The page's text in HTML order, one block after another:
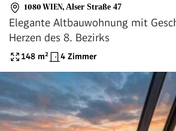
1080 WIEN, Alser Straße 47
Elegante Altbauwohnung mit
Herzen des 8. Bezirks
148 m² 4 Zimmer